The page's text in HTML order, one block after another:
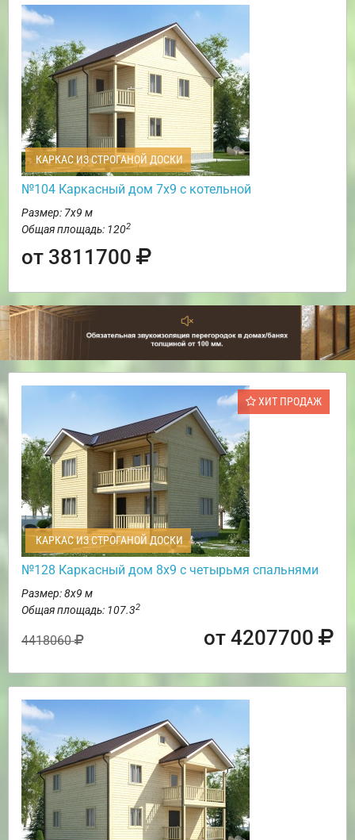
КАРКАС ИЗ СТРОГАНОЙ ДОСКИ
№104 Каркасный дом 7х9 с котельной
Размер: 7х9 м
Общая площадь: 1202
от 3811700
ХИТ ПРОДАЖ
КАРКАС ИЗ СТРОГАНОЙ ДОСКИ
№128 Каркасный дом 8х9 с четырьмя спальнями
Размер: 8х9 м
Общая площадь: 107.32
4418060 от 4207700